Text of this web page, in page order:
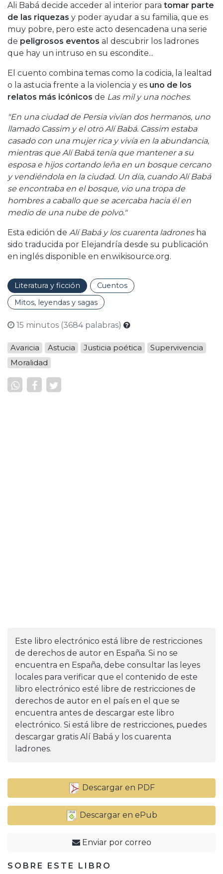
Ali Babá decide acceder al interior para tomar parte
de las riquezas y poder ayudar a su familia, que es
muy pobre, pero este acto desencadena una serie
de peligrosos eventos al descubrir los ladrones
que hay un intruso en su escondite...
El cuento combina temas como la codicia, la lealtad
o la astucia frente a la violencia y es uno de los
relatos más icónicos de Las mil y una noches.
"En una ciudad de Persia vivían dos hermanos, uno
llamado Cassim y el otro Alí Babá. Cassim estaba
casado con una mujer rica y vivía en la abundancia,
mientras que Alí Babá tenía que mantener a su
esposa e hijos cortando leña en un bosque cercano
y vendiéndola en la ciudad. Un día, cuando Alí Babá
se encontraba en el bosque, vio una tropa de
hombres a caballo que se acercaba hacia él en
medio de una nube de polvo."
Esta edición de Alí Babá y los cuarenta ladronesha
sido traducida por Elejandría desde su publicación
en inglés disponible en en.wikisource.org.
Literatura y ficción
Cuentos
Mitos, leyendas y sagas
15 minutos (3684 palabras)
Avaricia Astucia Justicia poética
Supervivencia
Moralidad
Este libro electrónico está libre de restricciones
de derechos de autor en España. Si no se
encuentra en España, debe consultar las leyes
locales para verificar que el contenido de este
libro electrónico esté libre de restricciones de
derechos de autor en el país en el que se
encuentra antes de descargar este libro
electrónico. Si está libre de restricciones, puedes
descargar gratis Alí Babá y los cuarenta
ladrones.
Descargar en PDF
Descargar en ePub
Enviar por correo
SOBRE ESTE LIBRO